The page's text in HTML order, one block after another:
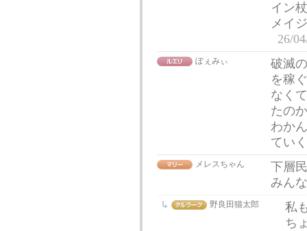
イン
メイ
26/
ぽぇみぃ
破滅
を稼
なく
たのか
わか
てい
メレスちゃん
下層
みん
野良田猫太郎
私
ち